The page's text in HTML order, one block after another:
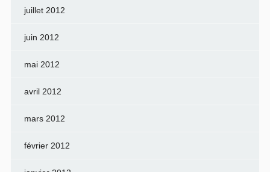
juillet 2012
juin 2012
mai 2012
avril 2012
mars 2012
février 2012